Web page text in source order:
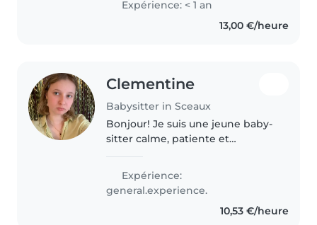
m'occuper de mon petit frère,
en tant que deuxième maman.
Expérience: < 1 an
13,00 €/heure
Clementine
Babysitter in Sceaux
Bonjour! Je suis une jeune baby-
sitter calme, patiente et
s'occuper de vos enfants en bas
âge, écoliers ou adolescents. Je
parle couramment français et
Expérience:
general.experience.
10,53 €/heure